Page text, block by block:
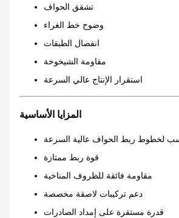
تشقق الحواف
وضوح خط الغراء
انفصال الطبقات
مقاومة الشيخوخة
استقرار الإنتاج عالي السرعة
المزايا الأساسية
لخطوط ربط الحواف عالية السرعة
قوة ربط ممتازة
مقاومة فائقة للظروف المناخية
دعم تركيبات لاصقة مخصصة
قدرة مستقرة على إمداد الصادرات